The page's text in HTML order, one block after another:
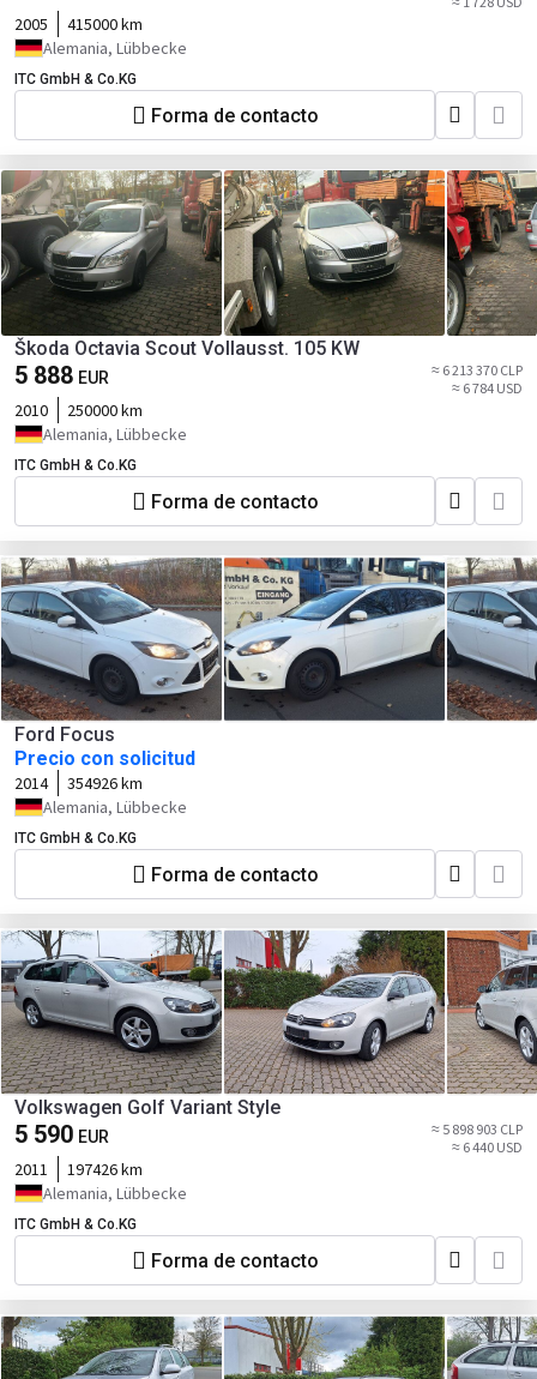
2005
415000 km
Alemania, Lübbecke
ITC GmbH & Co.KG
Forma de contacto
Škoda Octavia Scout Vollausst. 105 KW
5 888 EUR
≈ 6 213 370 CLP
≈ 6 784 USD
2010
250000 km
Alemania, Lübbecke
ITC GmbH & Co.KG
Forma de contacto
Ford Focus
Precio con solicitud
2014
354926 km
Alemania, Lübbecke
ITC GmbH & Co.KG
Forma de contacto
Volkswagen Golf Variant Style
5 590 EUR
≈ 5 898 903 CLP
≈ 6 440 USD
2011
197426 km
Alemania, Lübbecke
ITC GmbH & Co.KG
Forma de contacto